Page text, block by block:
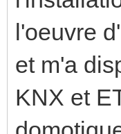
l'oeuvre
et m'a
KNX et